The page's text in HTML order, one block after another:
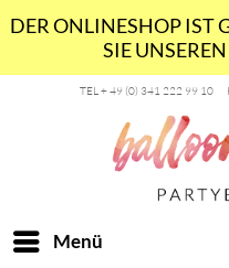
DER ONLINESHOP IST
SIE
TEL + 49 (0) 341 222 99 10
Menü